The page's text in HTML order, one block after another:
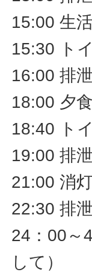
15:00 生
15:30 ト
16:00 排
18:00 夕
18:40 ト
19:00 排
21:00 消灯
22:30 排
24：00～
して）